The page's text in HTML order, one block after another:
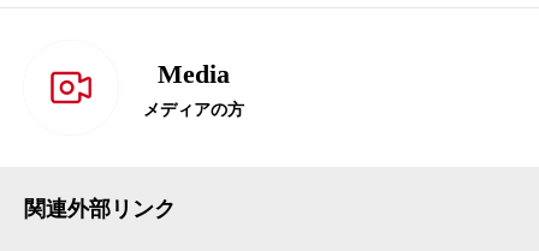
Media
メディアの方
関連外部リンク